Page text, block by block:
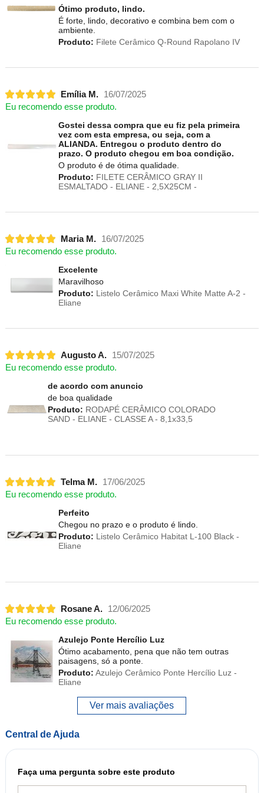
Ótimo produto, lindo.
É forte, lindo, decorativo e combina bem com o
ambiente.
Produto: Filete Cerâmico Q-Round Rapolano IV
Emília M.
16/07/2025
Eu recomendo esse produto.
Gostei dessa compra que eu fiz pela primeira
vez com esta empresa, ou seja, com a
ALIANDA. Entregou o produto dentro do
prazo. O produto chegou em boa condição.
O produto é de ótima qualidade.
Produto: FILETE CERÂMICO GRAY II
ESMALTADO - ELIANE - 2,5X25CM -
Maria M.
16/07/2025
Eu recomendo esse produto.
Excelente
Maravilhoso
Produto: Listelo Cerâmico Maxi White Matte A-2 -
Eliane
Augusto A.
15/07/2025
Eu recomendo esse produto.
de acordo com anuncio
de boa qualidade
Produto: RODAPÉ CERÂMICO COLORADO
SAND - ELIANE - CLASSE A - 8,1x33,5
Telma M.
17/06/2025
Eu recomendo esse produto.
Perfeito
Chegou no prazo e o produto é lindo.
Produto: Listelo Cerâmico Habitat L-100 Black -
Eliane
Rosane A.
12/06/2025
Eu recomendo esse produto.
Azulejo Ponte Hercílio Luz
Ótimo acabamento, pena que não tem outras
paisagens, só a ponte.
Produto: Azulejo Cerâmico Ponte Hercílio Luz -
Eliane
Ver mais avaliações
Central de Ajuda
Faça uma pergunta sobre este produto